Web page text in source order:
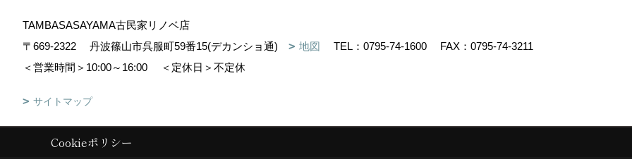
TAMBASASAYAMA古民家リノベ店
〒669-2322
丹波篠山市呉服町59番15(デカンショ通) 地図 TEL： 0795-74-1600
FAX：0795-74-3211
＜営業時間＞10:00～16:00
＜定休日＞不定休
サイトマップ
Copyright (c) 株式会社森下住建. All Rights Reserved.
Cookieポリシー